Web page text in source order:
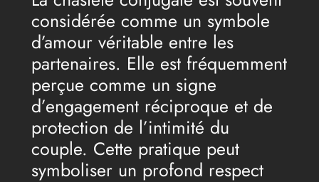
considérée comme un symbole
d’amour véritable entre les
partenaires. Elle est fréquemment
perçue comme un signe
d’engagement réciproque et de
protection de l’intimité du
couple. Cette pratique peut
symboliser un profond respect